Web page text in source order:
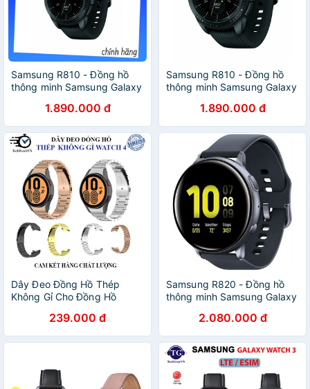
Samsung R810 - Đồng hồ
thông minh Samsung Galaxy
1.890.000 đ
Samsung R810 - Đồng hồ
thông minh Samsung Galaxy
1.890.000 đ
Dây Đeo Đồng Hồ Thép
Không Gỉ Cho Đồng Hồ
Watch 4 Classic
239.000 đ
Samsung R820 - Đồng hồ
thông minh Samsung Galaxy
2.080.000 đ